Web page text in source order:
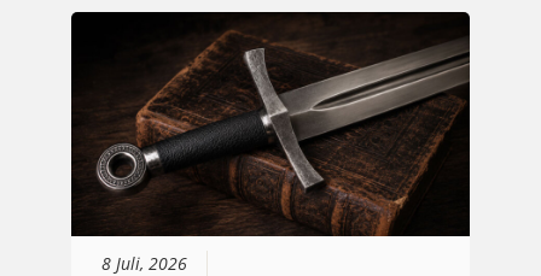
8 Juli, 2026